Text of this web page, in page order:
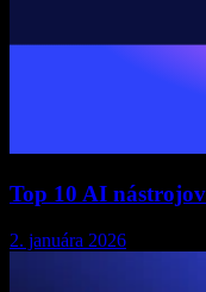
Top 10 AI
2. januára 2026